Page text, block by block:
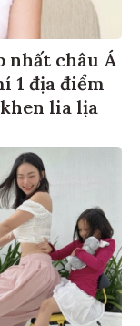
nhất châu Á
1 địa điểm
lia lịa